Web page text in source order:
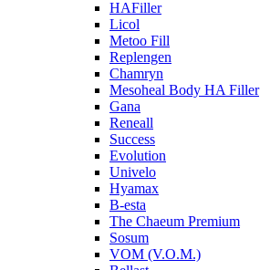
HAFiller
Licol
Metoo Fill
Replengen
Chamryn
Mesoheal Body HA Filler
Gana
Reneall
Success
Evolution
Univelo
Hyamax
B-esta
The Chaeum Premium
Sosum
VOM (V.O.M.)